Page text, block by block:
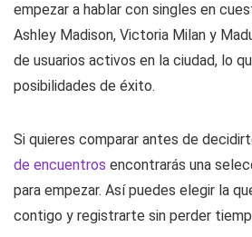
empezar a hablar con singles en
Ashley Madison, Victoria Milan y
de usuarios activos en la ciudad, lo
posibilidades de éxito.
Si quieres comparar antes de
de encuentros encontrarás una
para empezar. Así puedes elegir la
contigo y registrarte sin perder